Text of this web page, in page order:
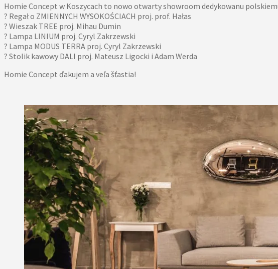
Homie Concept w Koszycach to nowo otwarty showroom dedykowanu
? Regał o ZMIENNYCH WYSOKOŚCIACH proj. prof. Hałas
? Wieszak TREE proj. Mihau Dumin
? Lampa LINIUM proj. Cyryl Zakrzewski
? Lampa MODUS TERRA proj. Cyryl Zakrzewski
? Stolik kawowy DALI proj. Mateusz Ligocki i Adam Werda
Homie Concept ďakujem a veľa šťastia!